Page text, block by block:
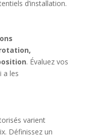
d’installation.
. Évaluez vos
a les
varient
Définissez un